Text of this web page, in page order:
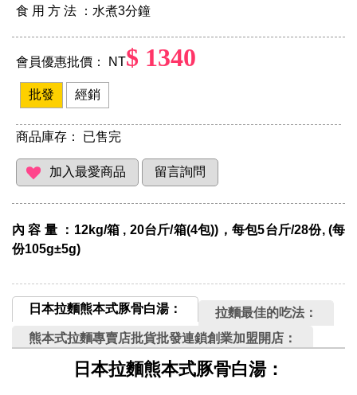
食 用 方 法 ：水煮3分鐘
會員優惠批價： NT$ 1340
批發 經銷
商品庫存： 已售完
內 容 量 ：12kg/箱 , 20台斤/箱(4包))，每包5台斤/28份, (每
份105g±5g)
日本拉麵熊本式豚骨白湯：
拉麵最佳的吃法：
熊本式拉麵專賣店批貨批發連鎖創業加盟開店：
日本拉麵熊本式豚骨白湯：